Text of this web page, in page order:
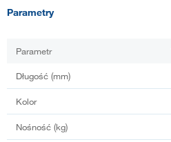
Parametry
Parametr
Długość (mm)
Kolor
Nośność (kg)